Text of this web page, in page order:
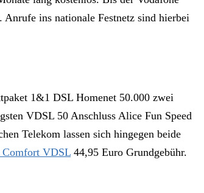
ins nationale Festnetz sind hierbei
1&1 DSL Homenet 50.000 zwei
VDSL 50 Anschluss Alice Fun Speed
Telekom lassen sich hingegen beide
VDSL 44,95 Euro Grundgebühr.